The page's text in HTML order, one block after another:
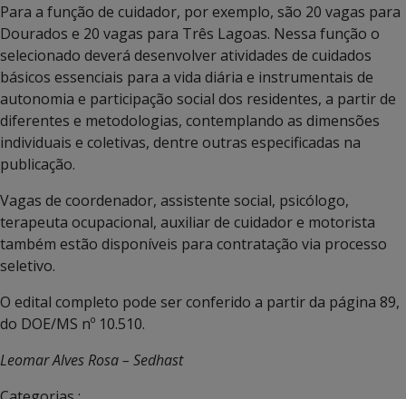
Para a função de cuidador, por exemplo, são 20 vagas para
Dourados e 20 vagas para Três Lagoas. Nessa função o
selecionado deverá desenvolver atividades de cuidados
básicos essenciais para a vida diária e instrumentais de
autonomia e participação social dos residentes, a partir de
diferentes e metodologias, contemplando as dimensões
individuais e coletivas, dentre outras especificadas na
publicação.
Vagas de coordenador, assistente social, psicólogo,
terapeuta ocupacional, auxiliar de cuidador e motorista
também estão disponíveis para contratação via processo
seletivo.
O edital completo pode ser conferido a partir da página 89,
do DOE/MS nº 10.510.
Leomar Alves Rosa – Sedhast